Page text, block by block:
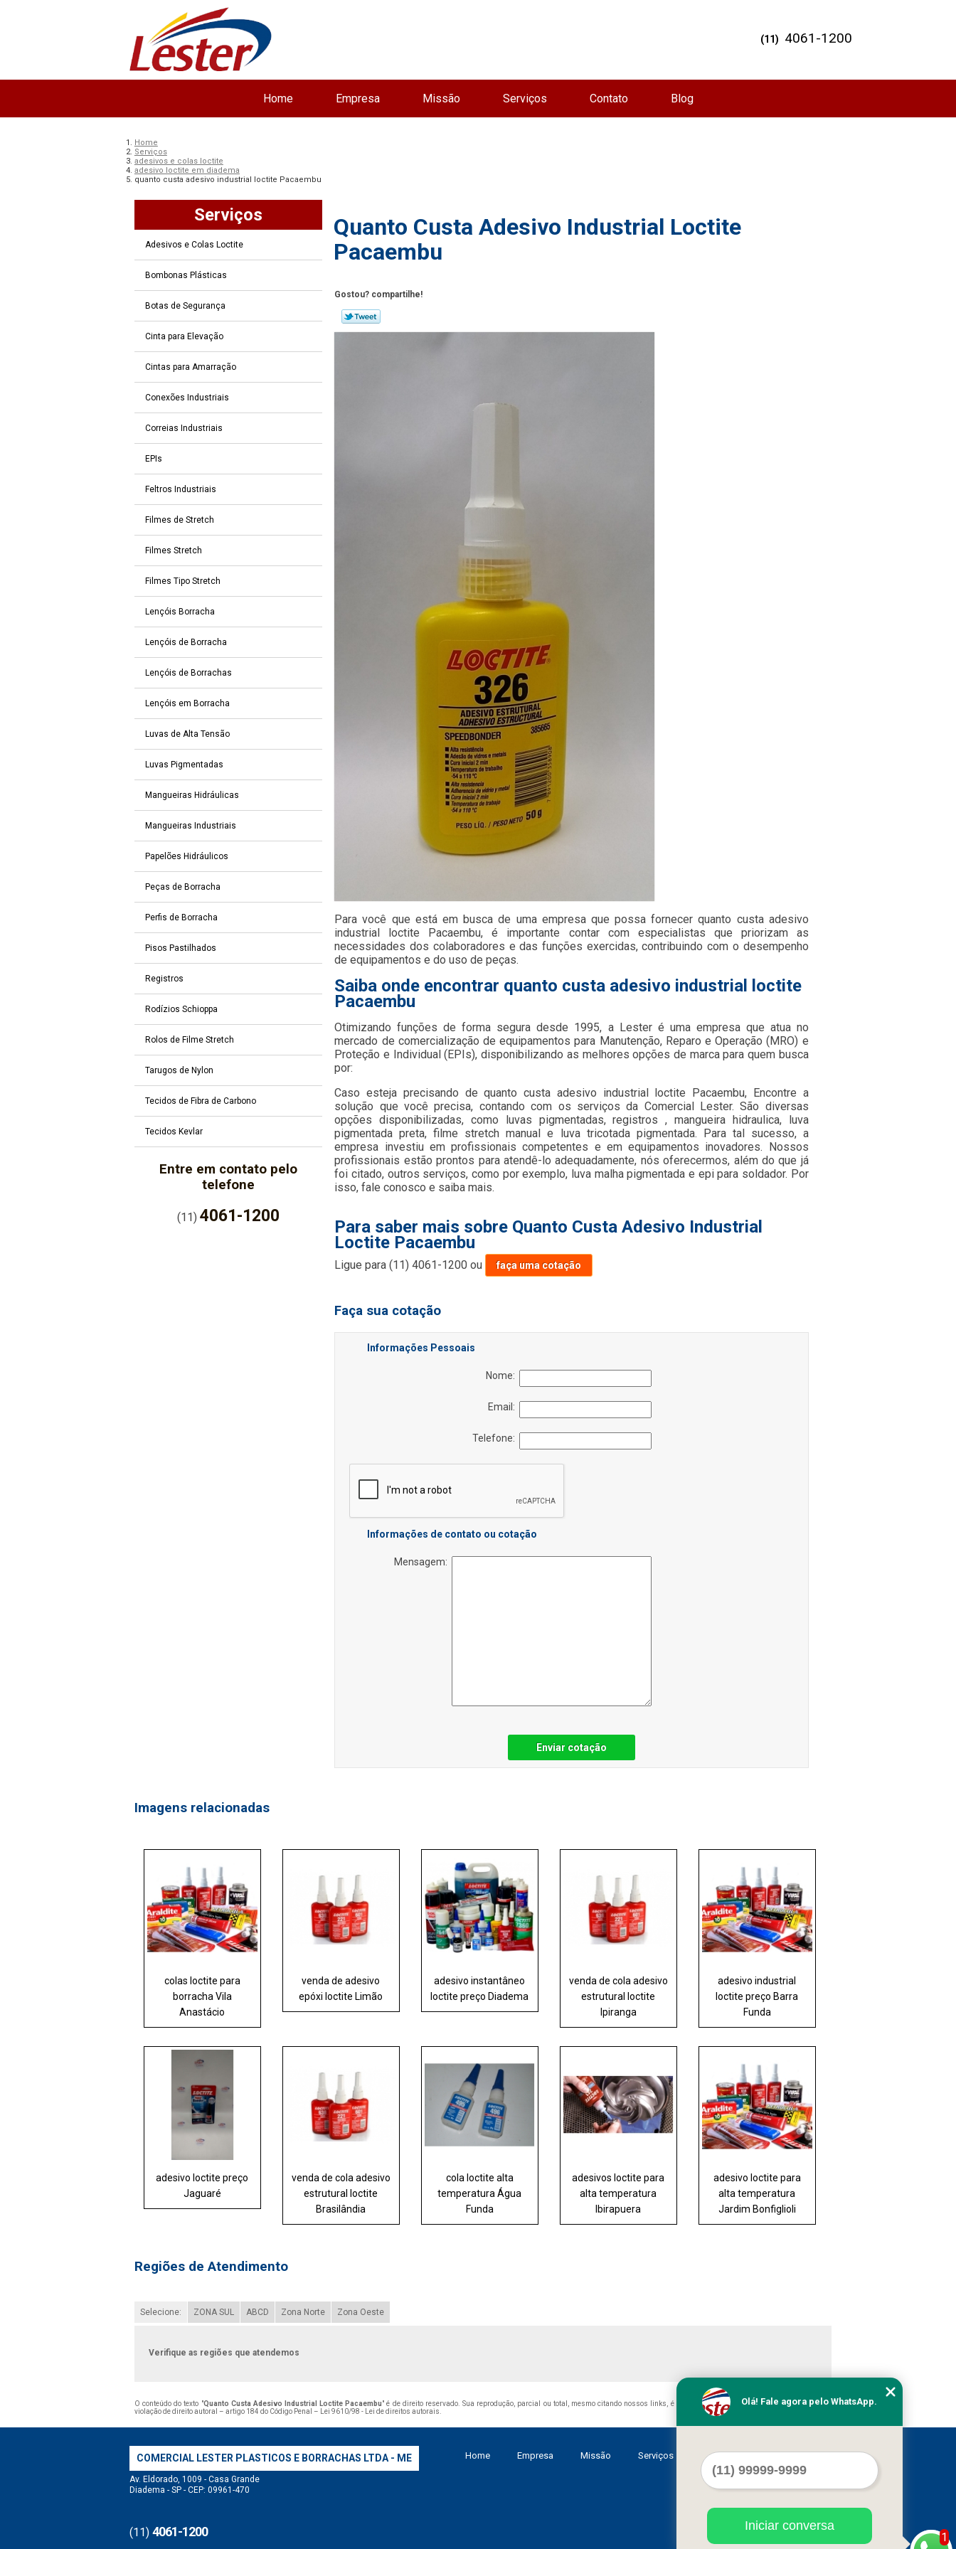
Home Empresa Missão Serviços Contato Blog
(11) 4061-1200
Home
Serviços
adesivos e colas loctite
adesivo loctite em diadema
quanto custa adesivo industrial loctite Pacaembu
Serviços
Adesivos e Colas Loctite
Bombonas Plásticas
Botas de Segurança
Cinta para Elevação
Cintas para Amarração
Conexões Industriais
Correias Industriais
EPIs
Feltros Industriais
Filmes de Stretch
Filmes Stretch
Filmes Tipo Stretch
Lençóis Borracha
Lençóis de Borracha
Lençóis de Borrachas
Lençóis em Borracha
Luvas de Alta Tensão
Luvas Pigmentadas
Mangueiras Hidráulicas
Mangueiras Industriais
Papelões Hidráulicos
Peças de Borracha
Perfis de Borracha
Pisos Pastilhados
Registros
Rodízios Schioppa
Rolos de Filme Stretch
Tarugos de Nylon
Tecidos de Fibra de Carbono
Tecidos Kevlar
Entre em contato pelo
telefone
(11)4061-1200
Quanto Custa Adesivo Industrial Loctite
Pacaembu
Gostou? compartilhe!
Para você que está em busca de uma empresa que possa fornecer quanto custa adesivo
industrial loctite Pacaembu, é importante contar com especialistas que priorizam as
necessidades dos colaboradores e das funções exercidas, contribuindo com o desempenho
de equipamentos e do uso de peças.
Saiba onde encontrar quanto custa adesivo industrial loctite
Pacaembu
Otimizando funções de forma segura desde 1995, a Lester é uma empresa que atua no
mercado de comercialização de equipamentos para Manutenção, Reparo e Operação (MRO) e
Proteção e Individual (EPIs), disponibilizando as melhores opções de marca para quem busca
por:
Caso esteja precisando de quanto custa adesivo industrial loctite Pacaembu, Encontre a
solução que você precisa, contando com os serviços da Comercial Lester. São diversas
opções disponibilizadas, como luvas pigmentadas, registros , mangueira hidraulica, luva
pigmentada preta, filme stretch manual e luva tricotada pigmentada. Para tal sucesso, a
empresa investiu em profissionais competentes e em equipamentos inovadores. Nossos
profissionais estão prontos para atendê-lo adequadamente, nós oferecermos, além do que já
foi citado, outros serviços, como por exemplo, luva malha pigmentada e epi para soldador. Por
isso, fale conosco e saiba mais.
Para saber mais sobre Quanto Custa Adesivo Industrial
Loctite Pacaembu
Ligue para(11) 4061-1200 ou faça uma cotação
Faça sua cotação
Informações Pessoais
Nome:
Email:
Telefone:
Informações de contato ou cotação
Mensagem:
Enviar cotação
Imagens relacionadas
colas loctite para
borracha Vila
Anastácio
venda de adesivo
epóxi loctite Limão
adesivo instantâneo
loctite preço Diadema
venda de cola adesivo
estrutural loctite
Ipiranga
adesivo industrial
loctite preço Barra
Funda
adesivo loctite preço
Jaguaré
venda de cola adesivo
estrutural loctite
Brasilândia
cola loctite alta
temperatura Água
Funda
adesivos loctite para
alta temperatura
Ibirapuera
adesivo loctite para
alta temperatura
Jardim Bonfiglioli
Regiões de Atendimento
Selecione: ZONA SUL ABCD Zona Norte Zona Oeste
Verifique as regiões que atendemos
O conteúdo do texto "Quanto Custa Adesivo Industrial Loctite Pacaembu" é de direito reservado. Sua reprodução, parcial ou total, mesmo citando nossos links, é proibida sem a autorização do autor. Crime de
violação de direito autoral – artigo 184 do Código Penal –
Lei 9610/98 - Lei de direitos autorais
COMERCIAL LESTER PLASTICOS E BORRACHAS LTDA - ME
Av. Eldorado, 1009 - Casa Grande
Diadema - SP - CEP: 09961-470
(11) 4061-1200
Home Empresa Missão Serviços Contato Mapa do site
1
Olá! Fale agora pelo WhatsApp.
Iniciar conversa